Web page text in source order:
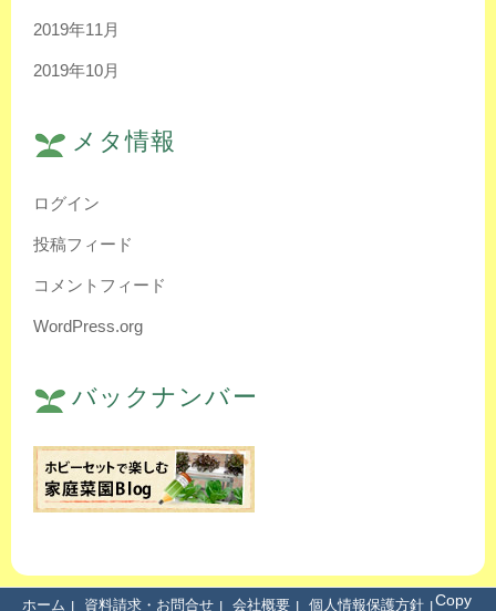
2019年11月
2019年10月
メタ情報
ログイン
投稿フィード
コメントフィード
WordPress.org
バックナンバー
ホーム 資料請求・お問合せ 会社概要 個人情報保護方針 Copy